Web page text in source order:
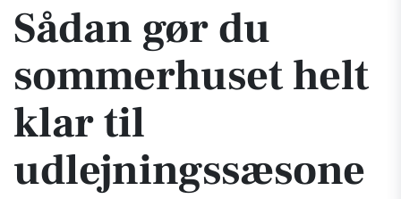
Sådan gør du
sommerhuset helt
klar til
udlejningssæsone